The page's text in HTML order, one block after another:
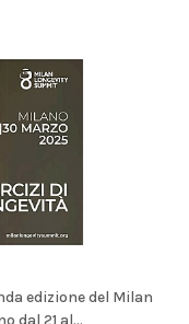
edizione del Milan